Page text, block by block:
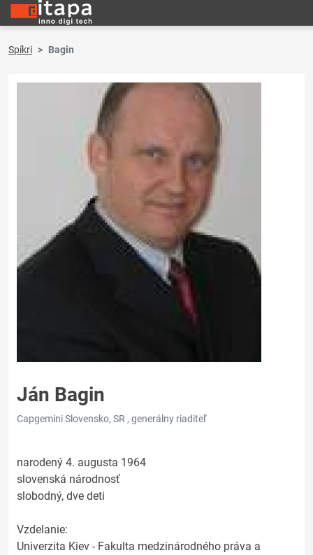
Spíkri Bagin
Ján Bagin
Capgemini Slovensko, SR , generálny riaditeľ
narodený 4. augusta 1964
slovenská národnosť
slobodný, dve deti
Vzdelanie:
Univerzita Kiev - Fakulta medzinárodného práva a